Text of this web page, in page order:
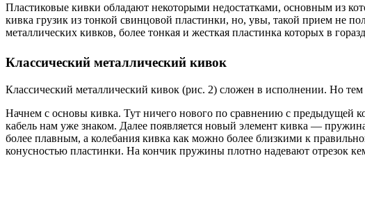
Пластиковые кивки обладают некоторыми недостатками, основным из
кивка грузик из тонкой свинцовой пластинки, но, увы, такой прием не
металлических кивков, более тонкая и жесткая пластинка которых в
Классический металлический кивок
Классический металлический кивок (рис. 2) сложен в исполнении. Но
Начнем с основы кивка. Тут ничего нового по сравнению с предыдущей
кабель нам уже знаком. Далее появляется новый элемент кивка —
более плавным, а колебания кивка как можно более близкими к
конусностью пластинки. На кончик пружины плотно надевают отрезок